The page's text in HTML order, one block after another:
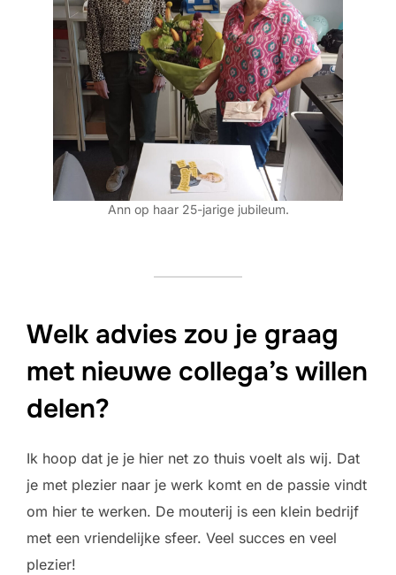
Ann op haar 25-jarige jubileum.
Welk advies zou je graag
met nieuwe collega’s willen
delen?
Ik hoop dat je je hier net zo thuis voelt als wij. Dat
je met plezier naar je werk komt en de passie vindt
om hier te werken. De mouterij is een klein bedrijf
met een vriendelijke sfeer. Veel succes en veel
plezier!